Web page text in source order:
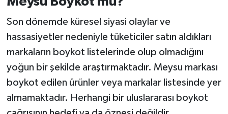
Son dönemde küresel siyasi olaylar ve
hassasiyetler nedeniyle tüketiciler satın aldıkları
markaların boykot listelerinde olup olmadığını
yoğun bir şekilde araştırmaktadır. Meysu markası
boykot edilen ürünler veya markalar listesinde yer
almamaktadır. Herhangi bir uluslararası boykot